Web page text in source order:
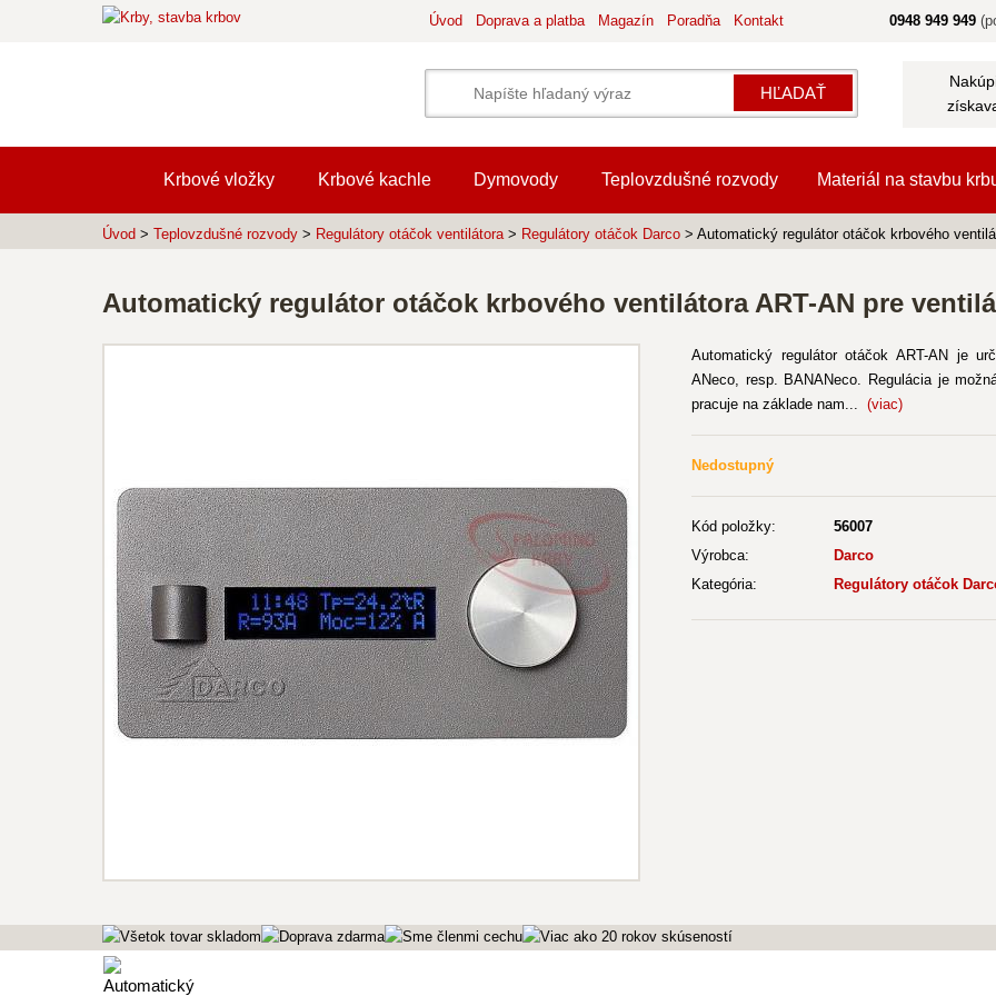
HĽADAŤ
0948 949 949
Úvod Doprava a platba Magazín Poradňa Kontakt
Krbové vložky Krbové kachle Dymovody Teplovzdušné rozvody Materiál na stavbu
Úvod > Teplovzdušné rozvody > Regulátory otáčok ventilátora> Regulátory otáčok Darco > Automatický regulátor otáčok krbového
Automatický regulátor otáčok krbového ventilátora ART-AN pre
Automatický regulátor otáčok ART-AN je
ANeco, resp. BANANeco. Regulácia je
pracuje na základe nam... (viac)
Nedostupný
Kód položky:
56007
Výrobca:
Darco
Kategória:
Regulátory otáčok